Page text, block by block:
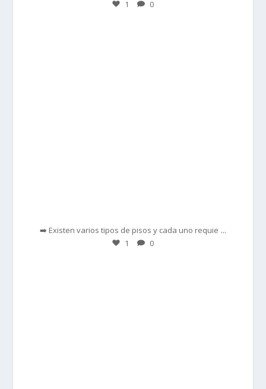
1 0
➡️ Existen varios tipos de pisos y cada uno requie ...
1 0